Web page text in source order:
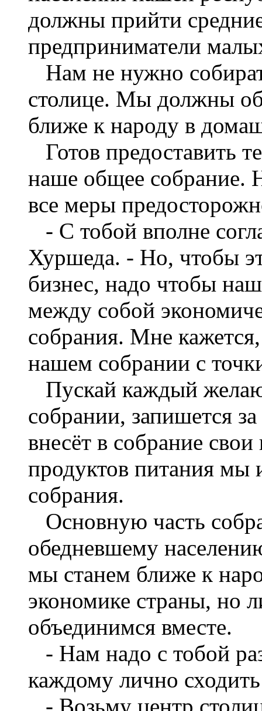
должны прийти
предприниматели
Нам не нужно
столице. Мы должны
ближе к народу в
Готов предоставить
наше общее собрание.
все меры
- С тобой вполне
Хуршеда. - Но, чтобы
бизнес, надо чтобы
между собой
собрания. Мне
нашем собрании с
Пускай каждый
собрании, запишется
внесёт в собрание
продуктов питания мы
собрания.
Основную часть
обедневшему
мы станем ближе к
экономике страны, но
объединимся вместе.
- Нам надо с тобой
каждому лично